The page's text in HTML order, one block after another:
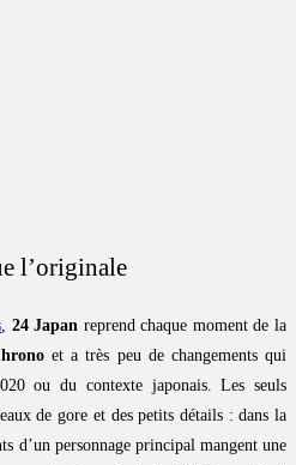
l’originale
, 24 Japan reprend chaque moment de la
et a très peu de changements qui
ou du contexte japonais. Les seuls
de gore et des petits détails : dans la
d’un personnage principal mangent une